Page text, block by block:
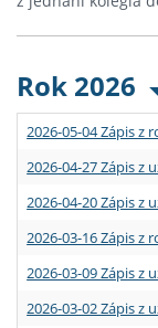
Rok 2026
2026-05-04 Zápis z
2026-04-27 Zápis z
2026-04-20 Zápis z
2026-03-16 Zápis z
2026-03-09 Zápis z
2026-03-02 Zápis z